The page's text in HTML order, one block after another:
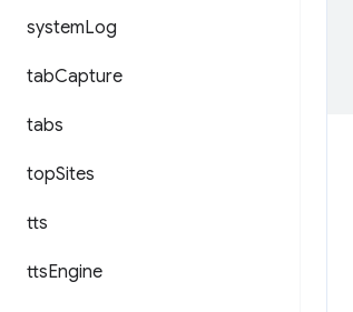
systemLog
tabCapture
tabs
topSites
tts
ttsEngine